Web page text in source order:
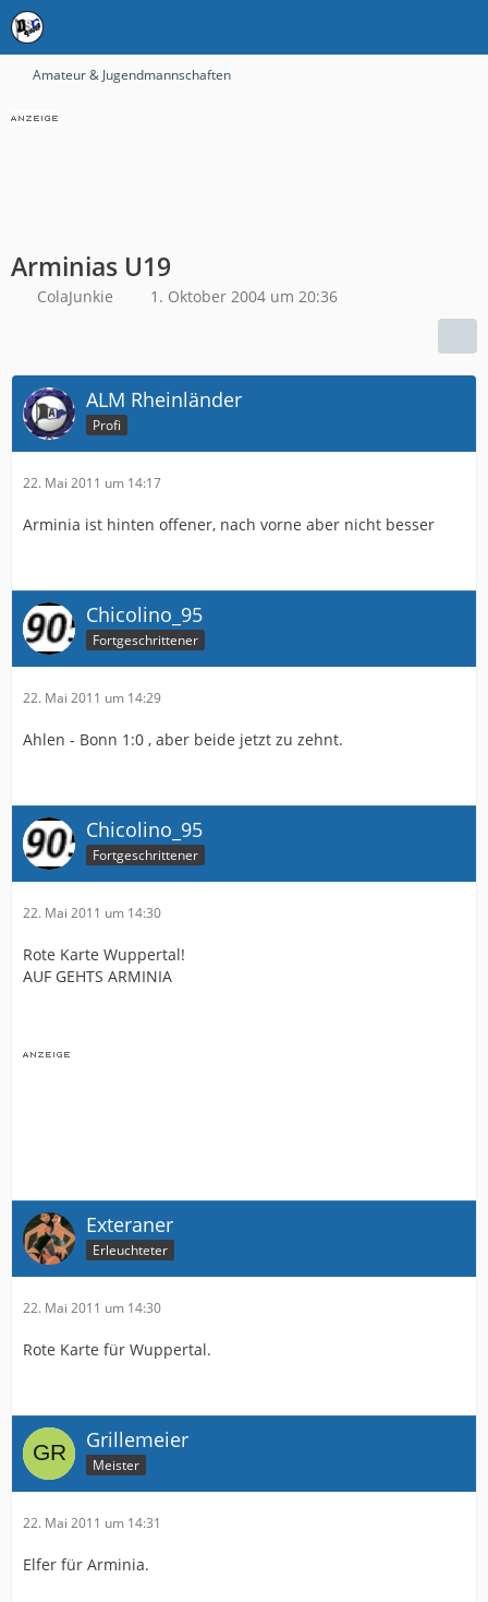
Amateur & Jugendmannschaften
Arminias U19
ColaJunkie 1. Oktober 2004 um 20:36
ALM Rheinländer
Profi
22. Mai 2011 um 14:17
Arminia ist hinten offener, nach vorne aber nicht besser
Chicolino_95
Fortgeschrittener
22. Mai 2011 um 14:29
Ahlen - Bonn 1:0 , aber beide jetzt zu zehnt.
Chicolino_95
Fortgeschrittener
22. Mai 2011 um 14:30
Rote Karte Wuppertal!
AUF GEHTS ARMINIA
Exteraner
Erleuchteter
22. Mai 2011 um 14:30
Rote Karte für Wuppertal.
Grillemeier
Meister
22. Mai 2011 um 14:31
Elfer für Arminia.